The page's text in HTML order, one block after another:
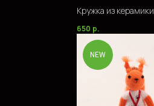
Кружка из керамики
650 р.
NEW